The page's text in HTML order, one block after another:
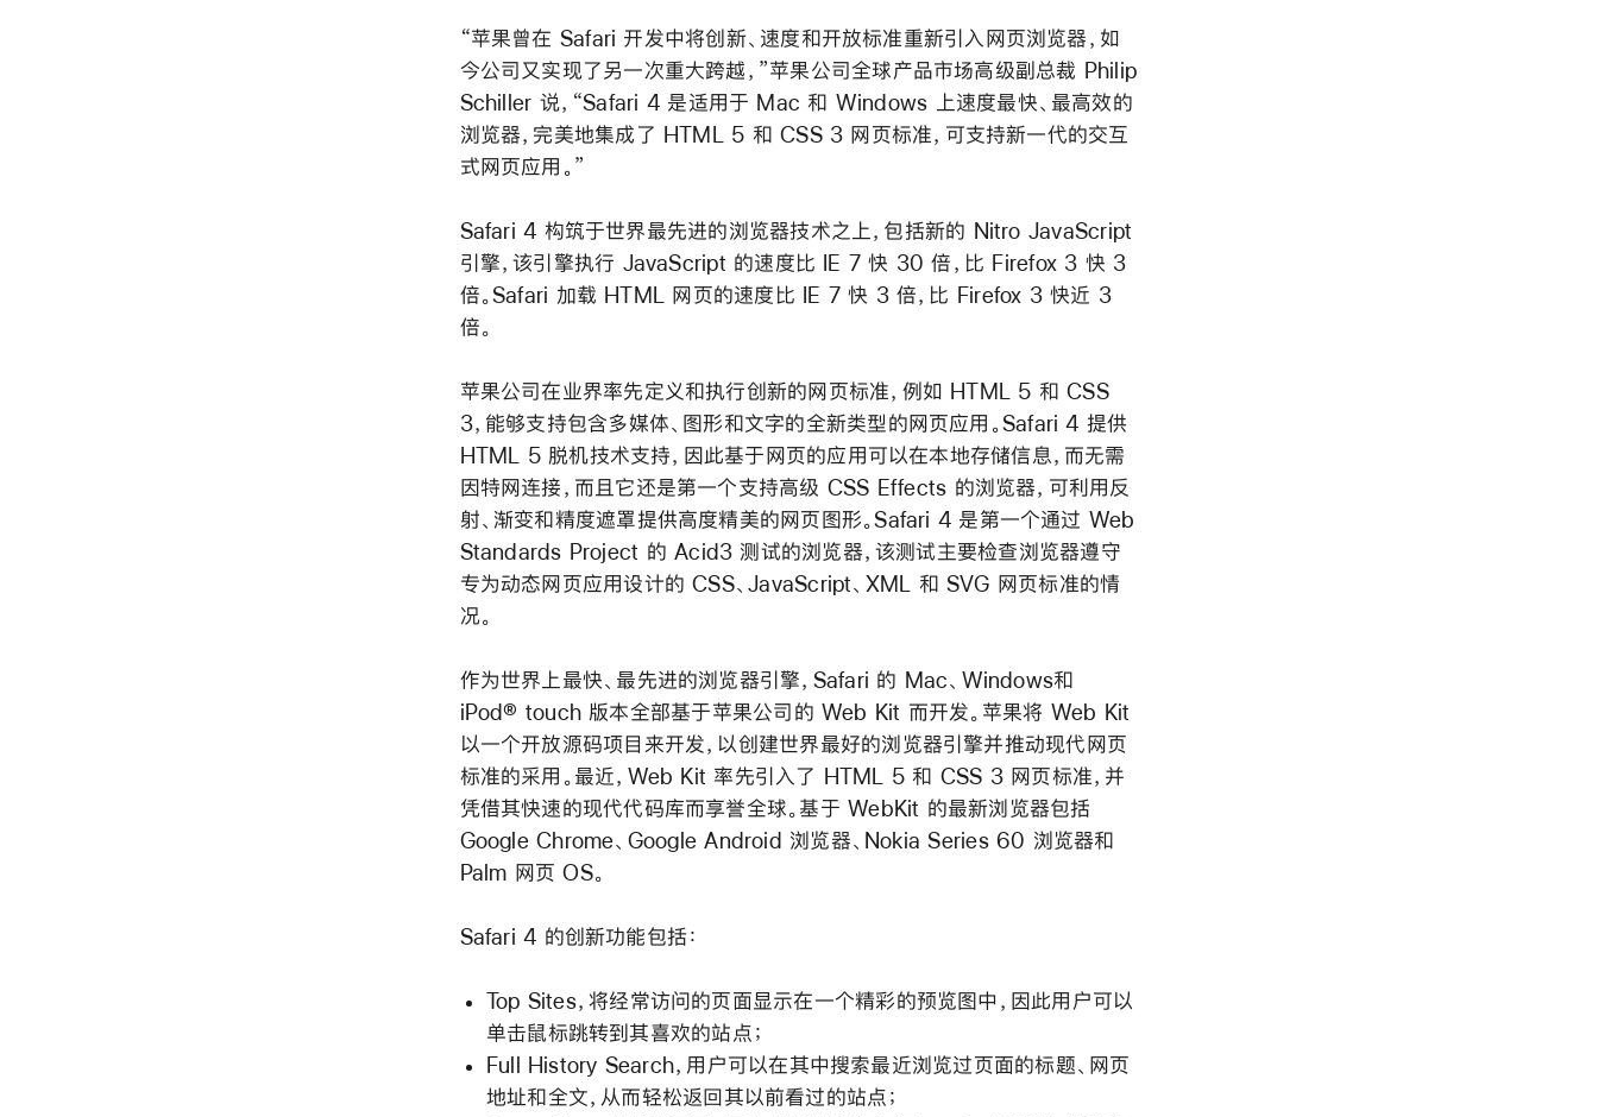
“苹果曾在 Safari 开发中将创新、速度和开放标准重新引入网页浏览器，如
今公司又实现了另一次重大跨越，”苹果公司全球产品市场高级副总裁 Philip
Schiller 说，“Safari 4 是适用于 Mac 和 Windows 上速度最快、最高效的
浏览器，完美地集成了 HTML 5 和 CSS 3 网页标准，可支持新一代的交互
式网页应用。”
Safari 4 构筑于世界最先进的浏览器技术之上，包括新的 Nitro JavaScript
引擎，该引擎执行 JavaScript 的速度比 IE 7 快 30 倍，比 Firefox 3 快 3
倍。Safari 加载 HTML 网页的速度比 IE 7 快 3 倍，比 Firefox 3 快近 3
倍。
苹果公司在业界率先定义和执行创新的网页标准，例如 HTML 5 和 CSS
3，能够支持包含多媒体、图形和文字的全新类型的网页应用。Safari 4 提供
HTML 5 脱机技术支持，因此基于网页的应用可以在本地存储信息，而无需
因特网连接，而且它还是第一个支持高级 CSS Effects 的浏览器，可利用反
射、渐变和精度遮罩提供高度精美的网页图形。Safari 4 是第一个通过 Web
Standards Project 的 Acid3 测试的浏览器，该测试主要检查浏览器遵守
专为动态网页应用设计的 CSS、JavaScript、XML 和 SVG 网页标准的情
况。
作为世界上最快、最先进的浏览器引擎，Safari 的 Mac、Windows和
iPod® touch 版本全部基于苹果公司的 Web Kit 而开发。苹果将 Web Kit
以一个开放源码项目来开发，以创建世界最好的浏览器引擎并推动现代网页
标准的采用。最近，Web Kit 率先引入了 HTML 5 和 CSS 3 网页标准，并
凭借其快速的现代代码库而享誉全球。基于 WebKit 的最新浏览器包括
Google Chrome、Google Android 浏览器、Nokia Series 60 浏览器和
Palm 网页 OS。
Safari 4 的创新功能包括：
Top Sites，将经常访问的页面显示在一个精彩的预览图中，因此用户可以
单击鼠标跳转到其喜欢的站点；
Full History Search，用户可以在其中搜索最近浏览过页面的标题、网页
地址和全文，从而轻松返回其以前看过的站点；